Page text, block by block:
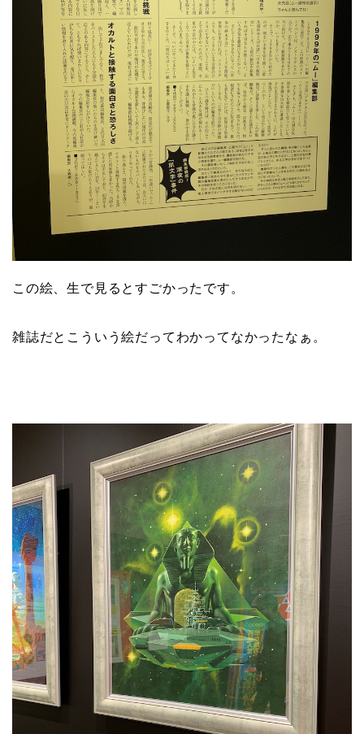
この絵、生で見るとすごかったです。
雑誌だとこういう絵だってわかってなかったなぁ。